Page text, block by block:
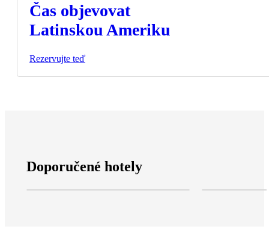
Čas objevovat
Latinskou Ameriku
Rezervujte teď
Doporučené hotely